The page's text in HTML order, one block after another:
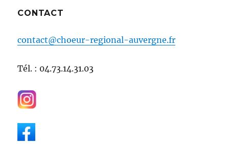
CONTACT
contact@choeur-regional-auvergne.fr
Tél. : 04.73.14.31.03